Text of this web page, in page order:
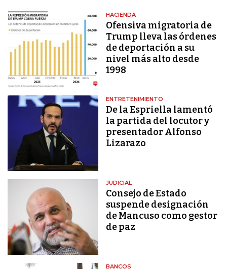
HACIENDA
Ofensiva migratoria de
Trump lleva las órdenes
de deportación a su
nivel más alto desde
1998
ENTRETENIMIENTO
De la Espriella lamentó
la partida del locutor y
presentador Alfonso
Lizarazo
JUDICIAL
Consejo de Estado
suspende designación
de Mancuso como gestor
de paz
BANCOS